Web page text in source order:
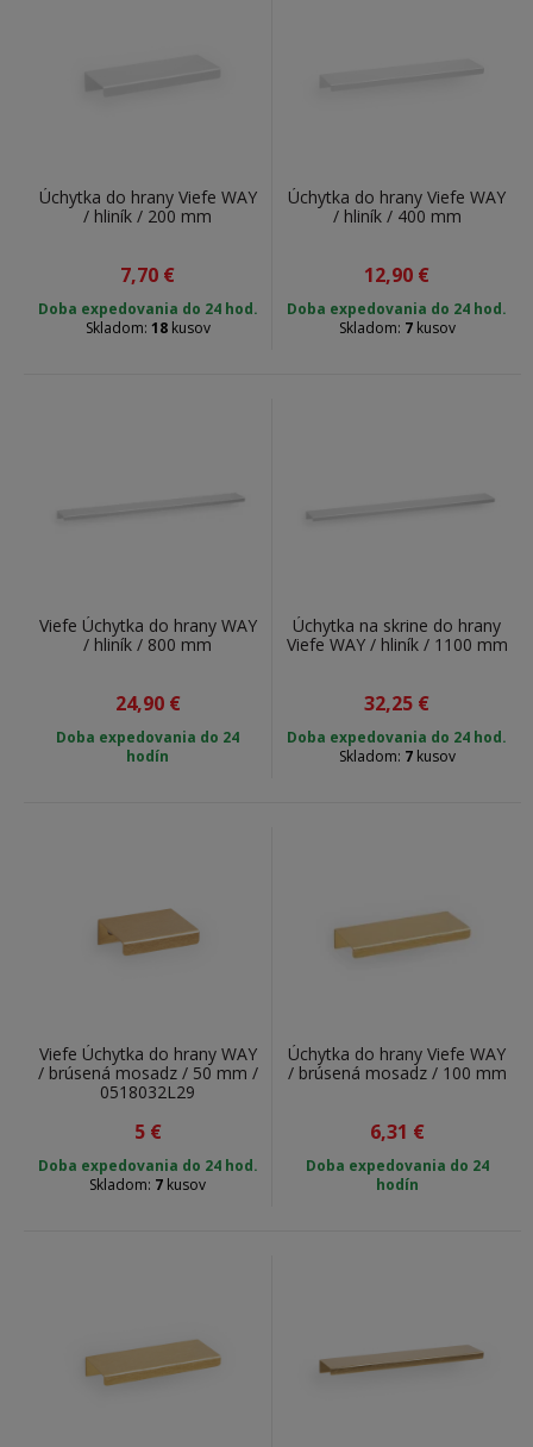
Úchytka do hrany Viefe WAY
/ hliník / 200 mm
7,70 €
Doba expedovania do 24 hod.
Skladom: 18kusov
Úchytka do hrany Viefe WAY
/ hliník / 400 mm
12,90 €
Doba expedovania do 24 hod.
Skladom: 7kusov
Viefe Úchytka do hrany WAY
/ hliník / 800 mm
24,90 €
Doba expedovania do 24
hodín
Úchytka na skrine do hrany
Viefe WAY / hliník / 1100 mm
32,25 €
Doba expedovania do 24 hod.
Skladom: 7kusov
Viefe Úchytka do hrany WAY
/ brúsená mosadz / 50 mm /
0518032L29
5 €
Doba expedovania do 24 hod.
Skladom: 7 kusov
Úchytka do hrany Viefe WAY
/ brúsená mosadz / 100 mm
6,31 €
Doba expedovania do 24
hodín